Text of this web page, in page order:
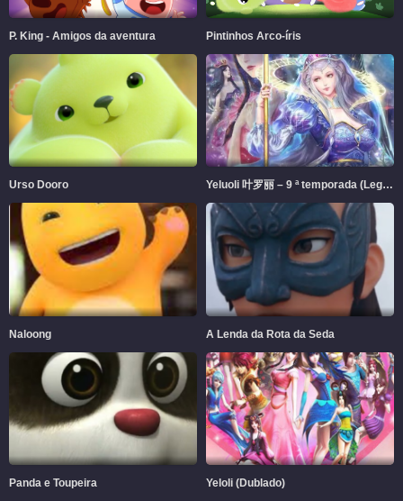
P. King - Amigos da aventura Pintinhos Arco-íris
Urso Dooro Yeluoli 叶罗丽 – 9 ª temporada (Legendado)
Naloong A Lenda da Rota da Seda
Panda e Toupeira Yeloli (Dublado)